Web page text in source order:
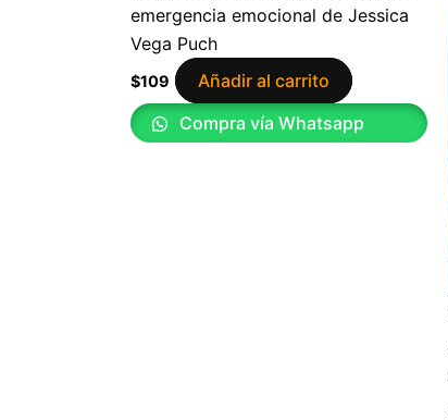
emergencia emocional de Jessica
Vega Puch
$109
Añadir al carrito
Compra vía Whatsapp